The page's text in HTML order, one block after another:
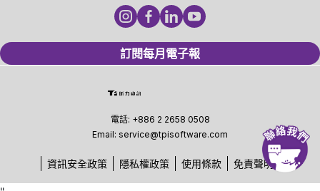
訂閱每月電子報
電話: +886 2 2658 0508
Email: service@tpisoftware.com
資訊安全政策 隱私權政策 使用條款 免責聲明